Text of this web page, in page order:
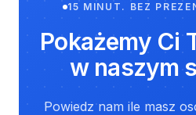
15 MINUT. BEZ
Pokażemy Ci
w naszym
Powiedz nam ile masz